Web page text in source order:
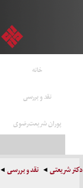
خانه
نقد و بررسی
پوران شریعت‌رضوی
دکتر شریعتی نقد و بررسی